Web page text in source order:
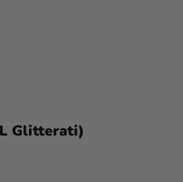
Glitterati)